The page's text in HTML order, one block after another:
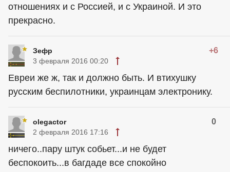
отношениях и с Россией, и с Украиной. И это
прекрасно.
Зефр +6
3 февраля 2016 00:20
Евреи же ж, так и должно быть. И втихушку
русским беспилотники, украинцам электронику.
olegactor 0
2 февраля 2016 17:16
ничего..пару штук собьет...и не будет
беспокоить...в багдаде все спокойно